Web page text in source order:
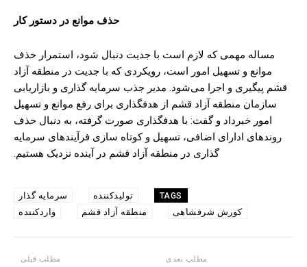
حذف موانع در دستور کار
مساله مهمی که لازم است با جدیت دنبال شود، استمرار حذف
موانع و تسهیل امور است، رویکردی که با جدیت در منطقه آزاد
قشم پیگیری و اجرا می‌شود. مدیر جذب سرمایه گذاری و بازاریابی
سازمان منطقه آزاد قشم از هدفگذاری برای رفع موانع و تسهیل
امور خبرداد و گفت: با هدفگذاری صورت گرفته، به دنبال حذف
روند‌های ادارای اضافی، تسهیل و کوتاه سازی فرآیند‌های سرمایه
گذاری در منطقه آزاد قشم در آینده نزدیک هستیم.
TAGS تولیدکننده
سرمایه گذار
کورش شرفشاهی
منطقه آزاد قشم واردکننده
مطلب قبلی مطلب بعدی